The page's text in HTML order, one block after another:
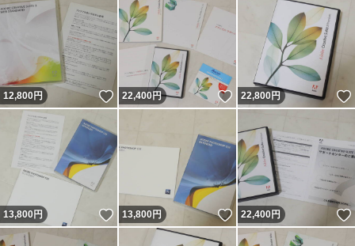
12,800円 いいね！
22,400円 いいね！
22,800円
13,800円 いいね！
13,800円 いいね！
22,400円